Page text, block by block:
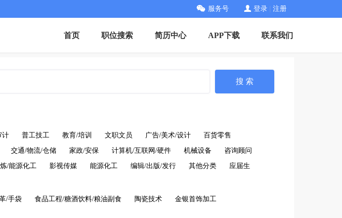
服务号 登录 注册
首页 职位搜索 简历中心 APP下载 联系我们
搜 索
计 普工技工 教育/培训 文职文员 广告/美术/设计 百货零售
交通/物流/仓储 家政/安保 计算机/互联网/硬件 机械设备 咨询顾问
/能源化工 影视传媒 能源化工 编辑/出版/发行 其他分类 应届生
/手袋 食品工程/糖酒饮料/粮油副食 陶瓷技术 金银首饰加工